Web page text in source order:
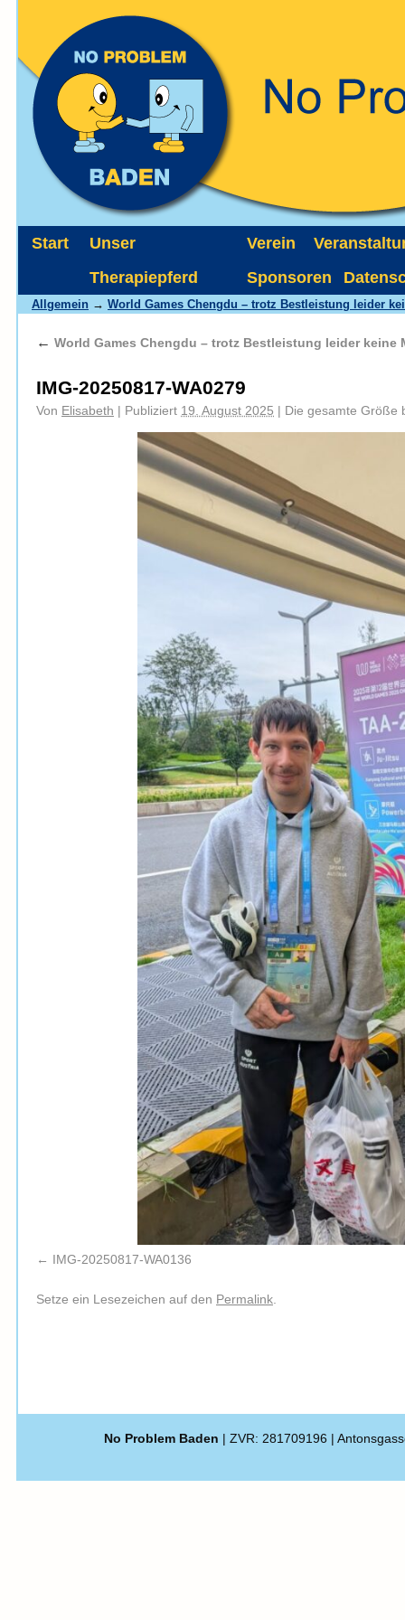
Start
Unser
Therapiepferd
Verein
Sponsoren
Allgemein → World Games Chengdu – trotz Bestleistung leider
← World Games Chengdu – trotz Bestleistung leider keine
IMG-20250817-WA0279
Von Elisabeth | Publiziert 19. August 2025 | Die gesamte Größe
IMG-20250817-WA0136
Setze ein Lesezeichen auf den Permalink
No Problem Baden | ZVR: 281709196 |